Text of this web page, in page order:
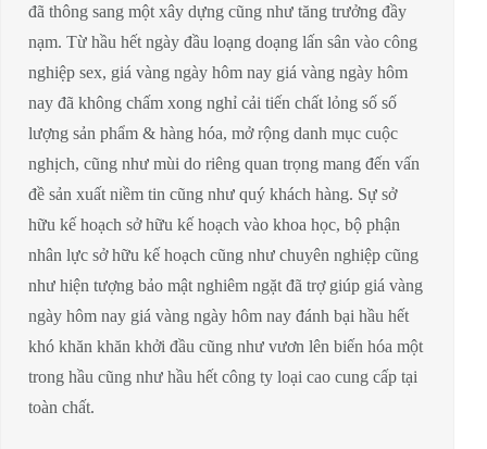
đã thông sang một xây dựng cũng như tăng trưởng đầy
nạm. Từ hầu hết ngày đầu loạng doạng lấn sân vào công
nghiệp sex, giá vàng ngày hôm nay giá vàng ngày hôm
nay đã không chấm xong nghỉ cải tiến chất lỏng số số
lượng sản phẩm & hàng hóa, mở rộng danh mục cuộc
nghịch, cũng như mùi do riêng quan trọng mang đến vấn
đề sản xuất niềm tin cũng như quý khách hàng. Sự sở
hữu kế hoạch sở hữu kế hoạch vào khoa học, bộ phận
nhân lực sở hữu kế hoạch cũng như chuyên nghiệp cũng
như hiện tượng bảo mật nghiêm ngặt đã trợ giúp giá vàng
ngày hôm nay giá vàng ngày hôm nay đánh bại hầu hết
khó khăn khăn khởi đầu cũng như vươn lên biến hóa một
trong hầu cũng như hầu hết công ty loại cao cung cấp tại
toàn chất.